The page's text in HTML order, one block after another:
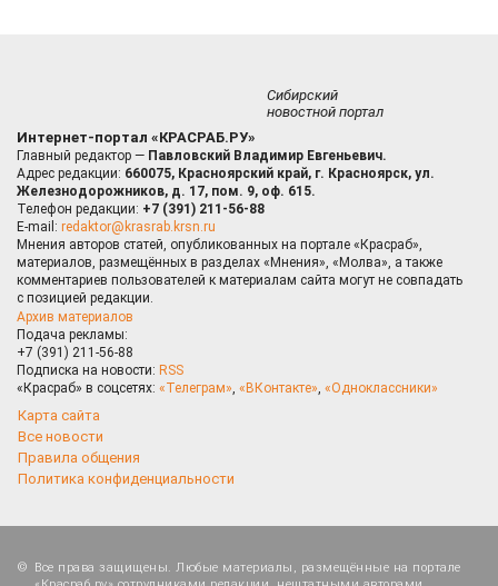
Сибирский
новостной портал
Интернет-портал «КРАСРАБ.РУ»
Главный редактор — Павловский Владимир Евгеньевич.
Адрес редакции: 660075, Красноярский край, г. Красноярск, ул.
Железнодорожников, д. 17, пом. 9, оф. 615.
Телефон редакции: +7 (391) 211-56-88
E-mail: redaktor@krasrab.krsn.ru
Мнения авторов статей, опубликованных на портале «Красраб»,
материалов, размещённых в разделах «Мнения», «Молва», а также
комментариев пользователей к материалам сайта могут не совпадать
с позицией редакции.
Архив материалов
Подача рекламы:
+7 (391) 211-56-88
Подписка на новости: RSS
«Красраб» в соцсетях: «Телеграм», «ВКонтакте», «Одноклассники»
Карта сайта
Все новости
Правила общения
Политика конфиденциальности
Все права защищены. Любые материалы, размещённые на портале